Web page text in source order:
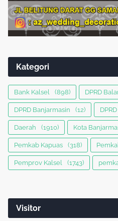
Kategori
Bank Kalsel (898) DPRD
DPRD Banjarmasin (12)
Daerah (1910) Kota
Pemkab Kapuas (318)
Pemprov Kalsel (1743)
Visitor